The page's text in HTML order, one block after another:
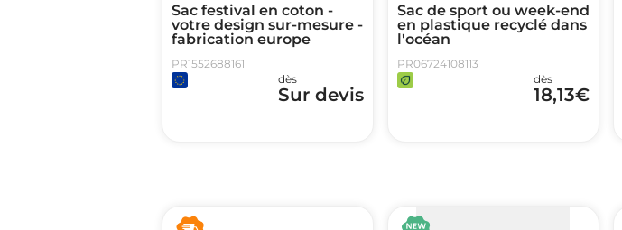
Sac festival en coton -
votre design sur-mesure -
fabrication europe
PR1552688161
dès
Sur devis
Sac de sport ou week-end
en plastique recyclé dans
l'océan
PR06724108113
dès
18,13€